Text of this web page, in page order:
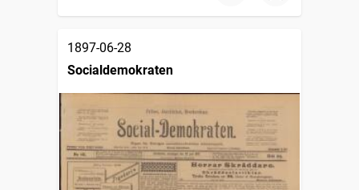
1897-06-28
Socialdemokraten